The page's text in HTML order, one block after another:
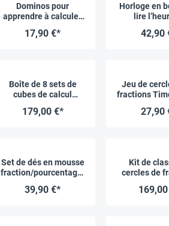
Dominos pour
apprendre à calculer,
17,90 €*
Horloge en
lire
42,90
Boîte de 8 sets de
cubes de calcul
179,00 €*
Jeu de
fractions
27,90
Set de dés en mousse
fraction/pourcentage/
pcs
39,90 €*
Kit de
cercles de